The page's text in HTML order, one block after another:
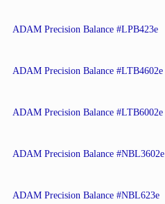
ADAM Precision Balance #LPB423e
ADAM Precision Balance #LTB4602e
ADAM Precision Balance #LTB6002e
ADAM Precision Balance #NBL3602e
ADAM Precision Balance #NBL623e